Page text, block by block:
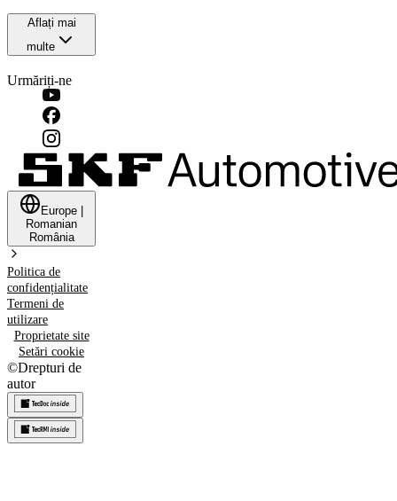
Aflați mai
multe
Urmăriți-ne
Europe
Romanian
România
Politica de
confidențialitate
Termeni de
utilizare
Proprietate site
Setări cookie
©Drepturi de
autor